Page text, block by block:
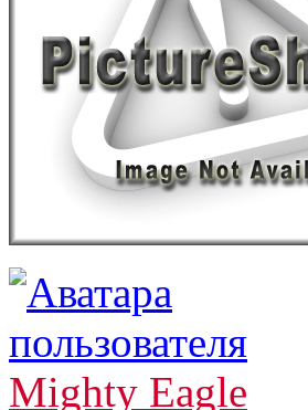
Mighty Eagle